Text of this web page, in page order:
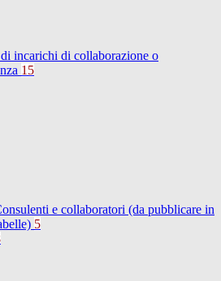
incarichi di collaborazione o
15
e collaboratori (da pubblicare in
5